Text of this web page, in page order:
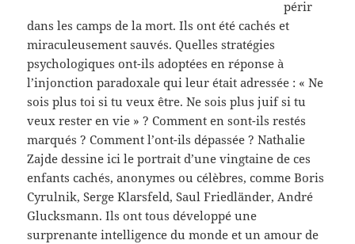
périr
dans les camps de la mort. Ils ont été cachés et
miraculeusement sauvés. Quelles stratégies
psychologiques ont-ils adoptées en réponse à
l’injonction paradoxale qui leur était adressée : « Ne
sois plus toi si tu veux être. Ne sois plus juif si tu
veux rester en vie » ? Comment en sont-ils restés
marqués ? Comment l’ont-ils dépassée ? Nathalie
Zajde dessine ici le portrait d’une vingtaine de ces
enfants cachés, anonymes ou célèbres, comme Boris
Cyrulnik, Serge Klarsfeld, Saul Friedländer, André
Glucksmann. Ils ont tous développé une
surprenante intelligence du monde et un amour de